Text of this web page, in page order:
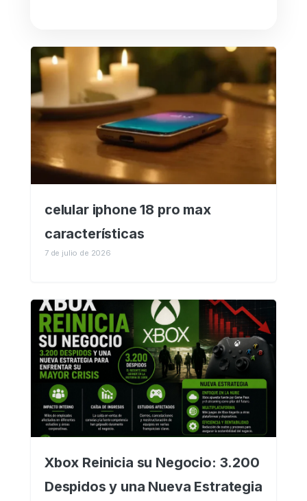
celular iphone 18 pro max
características
7 de julio de 2026
Xbox Reinicia su Negocio: 3.200
Despidos y una Nueva Estrategia